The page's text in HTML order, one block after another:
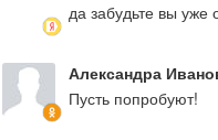
да забудьте вы уже
Александра
Пусть попробуют!